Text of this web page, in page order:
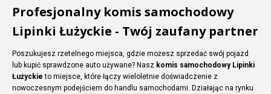
Profesjonalny komis samochodowy
Lipinki Łużyckie - Twój zaufany partner
Poszukujesz rzetelnego miejsca, gdzie możesz sprzedać swój pojazd
lub kupić sprawdzone auto używane? Nasz komis samochodowy Lipinki
Łużyckie to miejsce, które łączy wieloletnie doświadczenie z
nowoczesnym podejściem do handlu samochodami. Działając na rynku